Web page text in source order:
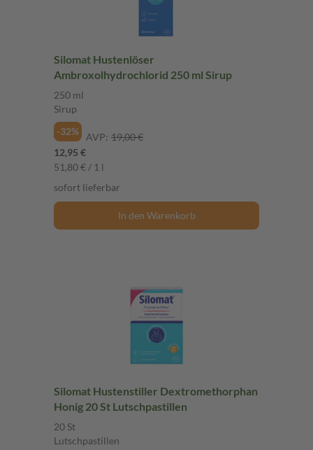
Silomat Hustenlöser
Ambroxolhydrochlorid 250 ml Sirup
250 ml
Sirup
-32%
AVP: 19,00 €
12,95 €
51,80 € / 1 l
sofort lieferbar
In den Warenkorb
Silomat Hustenstiller Dextromethorphan
Honig 20 St Lutschpastillen
20 St
Lutschpastillen